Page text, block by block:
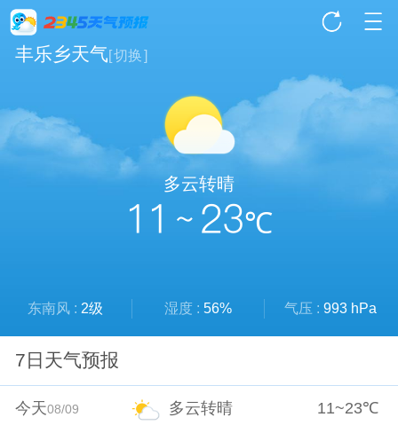
丰乐乡天气[切换]
多云转晴
11 ~ 23℃
东南风 : 2级 湿度 : 56% 气压 : 993 hPa
7日天气预报
今天08/09 多云转晴 11~23℃